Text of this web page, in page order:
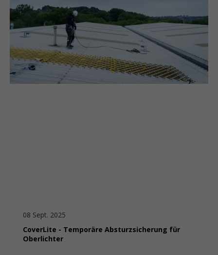
08 Sept. 2025
CoverLite - Temporäre Absturzsicherung für
Oberlichter